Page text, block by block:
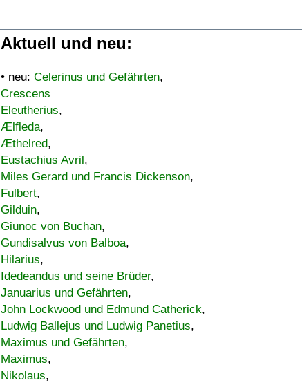
Aktuell und neu:
• neu: Celerinus und Gefährten,
Crescens
Eleutherius,
Ælfleda,
Æthelred,
Eustachius Avril,
Miles Gerard und Francis Dickenson,
Fulbert,
Gilduin,
Giunoc von Buchan,
Gundisalvus von Balboa,
Hilarius,
Idedeandus und seine Brüder,
Januarius und Gefährten,
John Lockwood und Edmund Catherick,
Ludwig Ballejus und Ludwig Panetius,
Maximus und Gefährten,
Maximus,
Nikolaus,